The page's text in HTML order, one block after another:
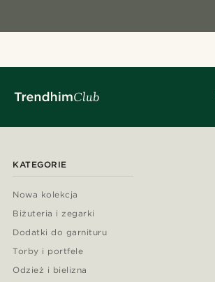
KATEGORIE
Nowa kolekcja
Biżuteria i zegarki
Dodatki do garnituru
Torby i portfele
Odzież i bielizna